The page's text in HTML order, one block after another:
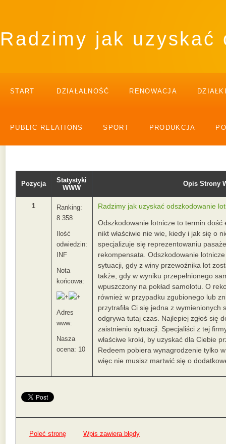
Radzimy jak
START DZIAŁALNOŚĆ RENOWACJA
PUBLIC RELATIONS SPORT PRODUKCJA
Pozycja
Statystyki
WWW
Opis Strony
1
Ranking:
8 358
Ilość
odwiedzin:
INF
Nota
końcowa:
Adres
www:
Nasza
ocena: 10
Radzimy jak uzyskać odszkodowanie
Odszkodowanie lotnicze to termin
nikt właściwie nie wie, kiedy i jak się o
specjalizuje się reprezentowaniu
rekompensata. Odszkodowanie
sytuacji, gdy z winy przewoźnika lot
także, gdy w wyniku przepełnionego
wpuszczony na pokład samolotu. O
również w przypadku zgubionego lub
przytrafiła Ci się jedna z
odgrywa tutaj czas. Najlepiej zgłoś się
zaistnieniu sytuacji. Specjaliści z tej
właściwe kroki, by uzyskać dla Ciebie
Redeem pobiera wynagrodzenie tylko
więc nie musisz martwić się o
Poleć stronę Wpis zawiera błędy